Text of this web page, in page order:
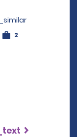
Opens in a new
2